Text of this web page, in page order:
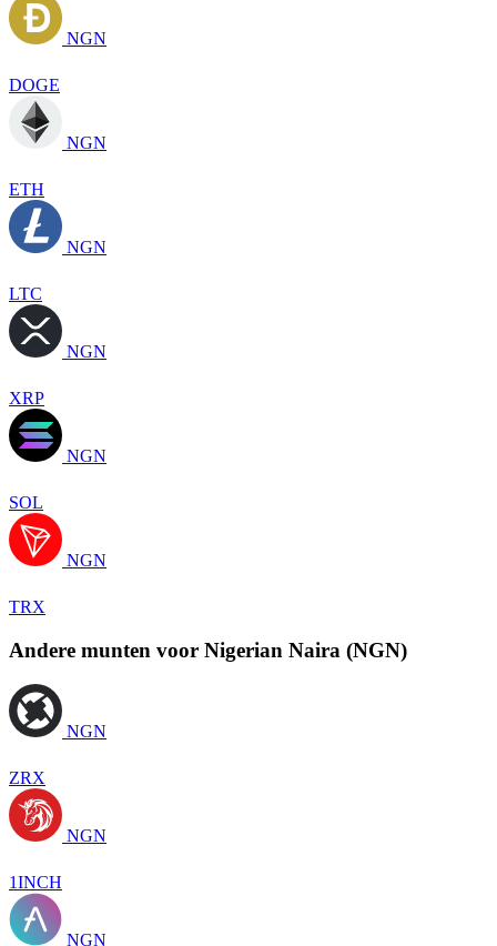
NGN
DOGE
NGN
ETH
NGN
LTC
NGN
XRP
NGN
SOL
NGN
TRX
Andere munten voor Nigerian Naira (NGN)
NGN
ZRX
NGN
1INCH
NGN